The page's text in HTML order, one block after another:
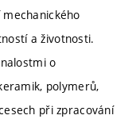
a životnosti.
o
polymerů,
při zpracování